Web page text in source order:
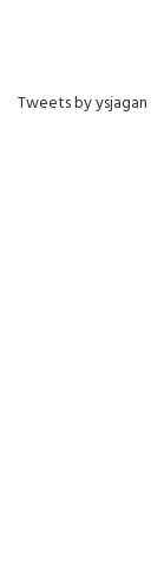
Tweets by ysjagan